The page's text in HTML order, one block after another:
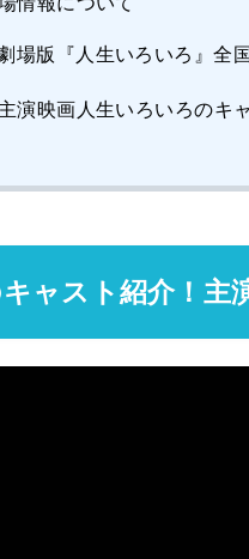
場版『人生いろいろ』全
演映画人生いろいろのキ
ャスト紹介！主